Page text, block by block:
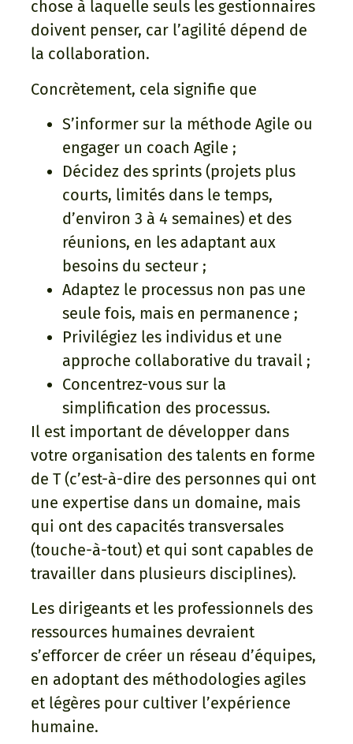
chose à laquelle seuls les gestionnaires
doivent penser, car l’agilité dépend de
la collaboration.
Concrètement, cela signifie que
S’informer sur la méthode Agile ou
engager un coach Agile ;
Décidez des sprints (projets plus
courts, limités dans le temps,
d’environ 3 à 4 semaines) et des
réunions, en les adaptant aux
besoins du secteur ;
Adaptez le processus non pas une
seule fois, mais en permanence ;
Privilégiez les individus et une
approche collaborative du travail ;
Concentrez-vous sur la
simplification des processus.
Il est important de développer dans
votre organisation des talents en forme
de T (c’est-à-dire des personnes qui ont
une expertise dans un domaine, mais
qui ont des capacités transversales
(touche-à-tout) et qui sont capables de
travailler dans plusieurs disciplines).
Les dirigeants et les professionnels des
ressources humaines devraient
s’efforcer de créer un réseau d’équipes,
en adoptant des méthodologies agiles
et légères pour cultiver l’expérience
humaine.